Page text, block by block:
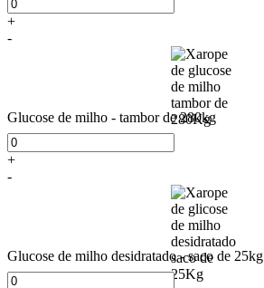
+
-
Glucose de milho - tambor de 280kg
+
-
Glucose de milho desidratado - saco de 25kg